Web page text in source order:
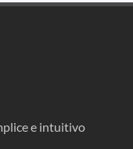
e intuitivo